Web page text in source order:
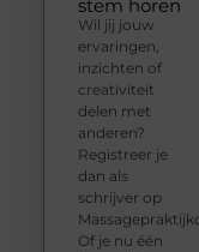
stem horen
Wil jij jouw
ervaringen,
inzichten of
creativiteit
delen met
anderen?
Registreer je
dan als
schrijver op
Of je nu één